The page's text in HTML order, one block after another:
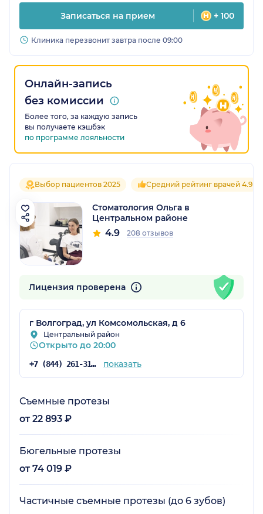
Записаться на прием + 100
Клиника перезвонит завтра после 09:00
Онлайн-запись
без комиссии
Более того, за каждую запись
вы получаете кэшбэк
по программе лояльности
Выбор пациентов 2025 Средний рейтинг врачей 4.9
Стоматология Ольга в
Центральном районе
4.9 208 отзывов
Лицензия проверена
г Волгоград, ул Комсомольская, д 6
Центральный район
Открыто до 20:00
+7 (844) 261-31-28 показать
Съемные протезы
от 22 893 ₽
Бюгельные протезы
от 74 019 ₽
Частичные съемные протезы (до 6 зубов)